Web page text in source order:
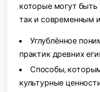
которые могут
так и современным
Углублённое
практик древних
Способы,
культурные